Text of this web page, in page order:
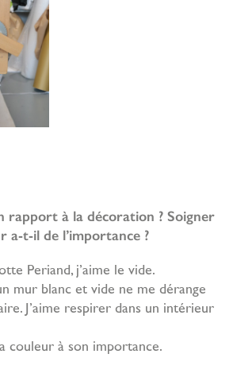
rapport à la décoration ? Soigner
a-t-il de l’importance ?
Periand, j’aime le vide.
mur blanc et vide ne me dérange
J’aime respirer dans un intérieur
couleur à son importance.